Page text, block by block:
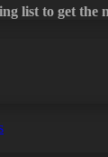
list to get the